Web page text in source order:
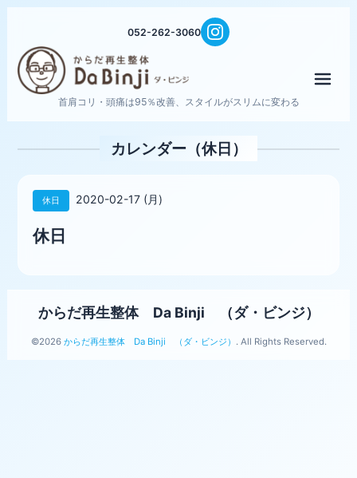
052-262-3060
首肩コリ・頭痛は95％改善、スタイルがスリムに変わる
カレンダー（休日）
休日 2020-02-17 (月)
休日
からだ再生整体 Da Binji （ダ・ビンジ）
©2026 からだ再生整体 Da Binji （ダ・ビンジ） . All Rights Reserved.